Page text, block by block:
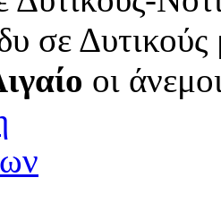
σε Δυτικούς
οι